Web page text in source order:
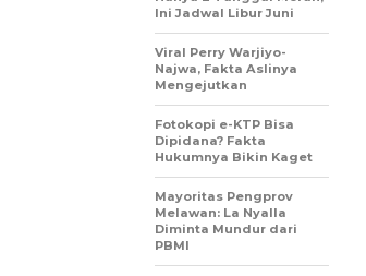
Ini Jadwal Libur Juni
Viral Perry Warjiyo-
Najwa, Fakta Aslinya
Mengejutkan
Fotokopi e-KTP Bisa
Dipidana? Fakta
Hukumnya Bikin Kaget
Mayoritas Pengprov
Melawan: La Nyalla
Diminta Mundur dari
PBMI